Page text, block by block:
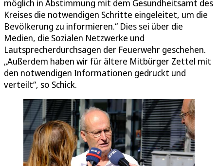
möglich in Abstimmung mit dem Gesundheitsamt des
Kreises die notwendigen Schritte eingeleitet, um die
Bevölkerung zu informieren.“ Dies sei über die
Medien, die Sozialen Netzwerke und
Lautsprecherdurchsagen der Feuerwehr geschehen.
„Außerdem haben wir für ältere Mitbürger Zettel mit
den notwendigen Informationen gedruckt und
verteilt“, so Schick.